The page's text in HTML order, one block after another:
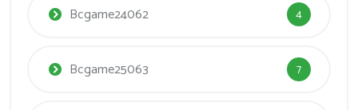
Bcgame24062 4
Bcgame25063 7